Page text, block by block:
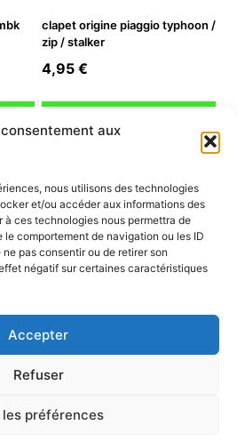
aux
nous utilisons des technologies
et/ou accéder aux informations des
ces technologies nous permettra de
comportement de navigation ou les ID
pas consentir ou de retirer son
négatif sur certaines caractéristiques
Accepter
Refuser
les préférences
clapet origine piaggio typhoon /
zip / stalker
4,95 €